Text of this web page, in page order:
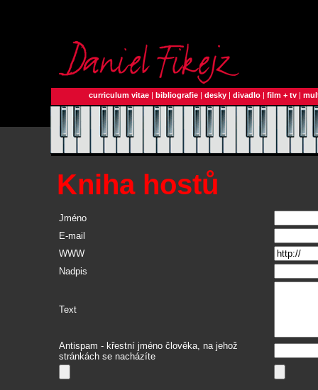
curriculum vitae | bibliografie | desky | divadlo | film + tv |
Kniha hostů
Jméno
E-mail
WWW
Nadpis
Text
Antispam - křestní jméno člověka, na jehož
stránkách se nacházíte